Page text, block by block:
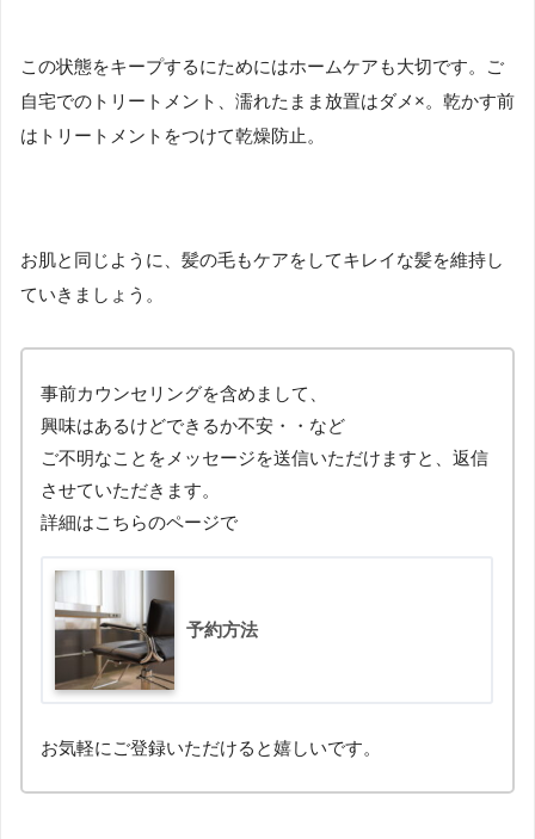
この状態をキープするにためにはホームケアも大切です。ご
自宅でのトリートメント、濡れたまま放置はダメ×。乾かす前
はトリートメントをつけて乾燥防止。
お肌と同じように、髪の毛もケアをしてキレイな髪を維持し
ていきましょう。
事前カウンセリングを含めまして、
興味はあるけどできるか不安・・など
ご不明なことをメッセージを送信いただけますと、返信
させていただきます。
詳細はこちらのページで
予約方法
お気軽にご登録いただけると嬉しいです。